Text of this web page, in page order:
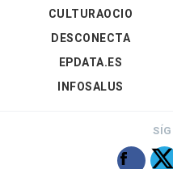
CULTURAOCIO
DESCONECTA
EPDATA.ES
INFOSALUS